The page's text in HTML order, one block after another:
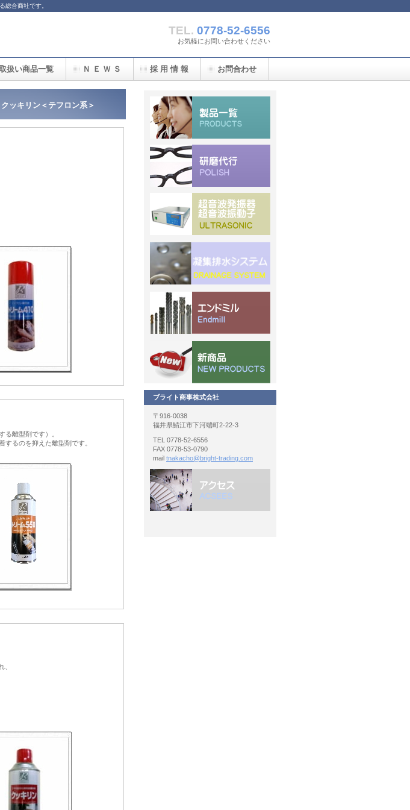
総合商社です。
TEL. 0778-52-6556
お気軽にお問い合わせください
クッキリン＜テフロン系＞
る離型剤です）。
するのを抑えた離型剤です。
、
扱い商品一覧 Ｎ Ｅ Ｗ Ｓ 採 用 情 報 お問合わせ
ブライト商事株式会社
〒916-0038
福井県鯖江市下河端町2-22-3
TEL 0778-52-6556
FAX 0778-53-0790
mail tnakacho@bright-trading.com